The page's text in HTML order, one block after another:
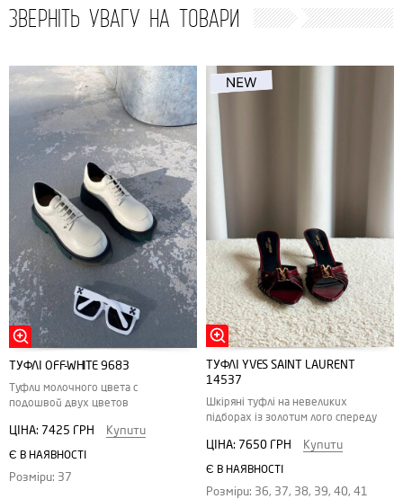
ЗВЕРНІТЬ УВАГУ НА ТОВАРИ
ТУФЛІ ОFF-WHITE 9683
Туфли молочного цвета с
подошвой двух цветов
ЦІНА: 7425 ГРН Купити
Є В НАЯВНОСТІ
Розміри: 37
ТУФЛІ YVES SAINT LAURENT
14537
Шкіряні туфлі на невеликих
підборах із золотим лого спереду
ЦІНА: 7650 ГРН Купити
Є В НАЯВНОСТІ
Розміри: 36, 37, 38, 39, 40, 41